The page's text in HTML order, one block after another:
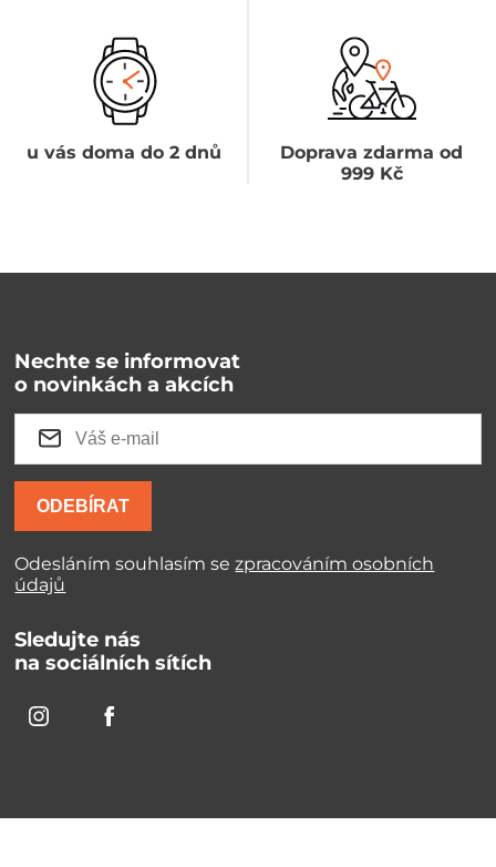
u vás doma do 2 dnů
Doprava zdarma od
999 Kč
Nechte se informovat
o novinkách a akcích
ODEBÍRAT
Odesláním souhlasím sezpracováním osobních
údajů
Sledujte nás
na sociálních sítích